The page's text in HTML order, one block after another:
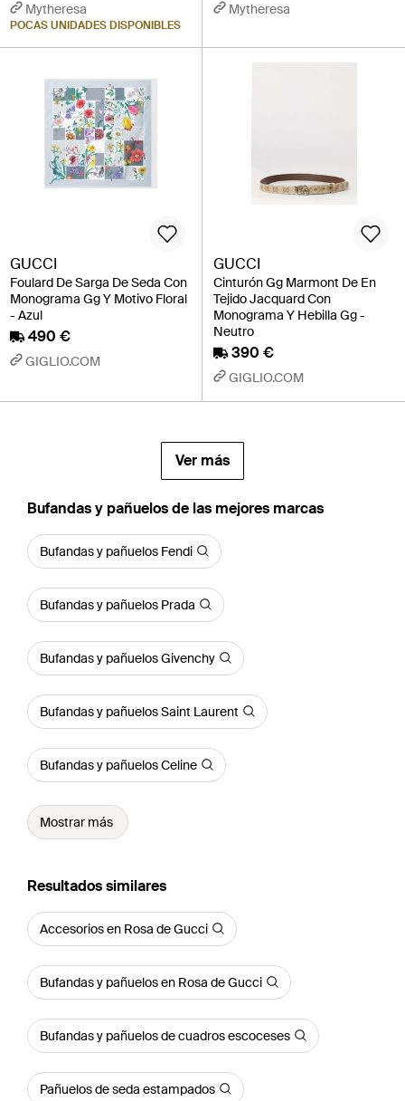
Mytheresa
POCAS UNIDADES DISPONIBLES
Mytheresa
GUCCI
Foulard De Sarga De Seda Con
Monograma Gg Y Motivo Floral
- Azul
490 €
GIGLIO.COM
GUCCI
Cinturón Gg Marmont De En
Tejido Jacquard Con
Monograma Y Hebilla Gg -
Neutro
390 €
GIGLIO.COM
Ver más
Bufandas y pañuelos de las mejores marcas
Bufandas y pañuelos Fendi
Bufandas y pañuelos Prada
Bufandas y pañuelos Givenchy
Bufandas y pañuelos Saint Laurent
Bufandas y pañuelos Celine
Mostrar más
Resultados similares
Accesorios en Rosa de Gucci
Bufandas y pañuelos en Rosa de Gucci
Bufandas y pañuelos de cuadros escoceses
Pañuelos de seda estampados